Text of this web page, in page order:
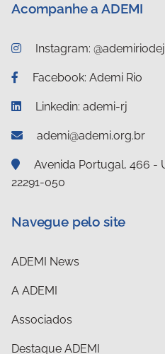
Acompanhe a ADEMI
Instagram:
Facebook: Ademi Rio
Linkedin: ademi-rj
ademi@ademi.org.br
Avenida Portugal, 466 -
22291-050
Navegue pelo site
ADEMI News
A ADEMI
Associados
Destaque ADEMI